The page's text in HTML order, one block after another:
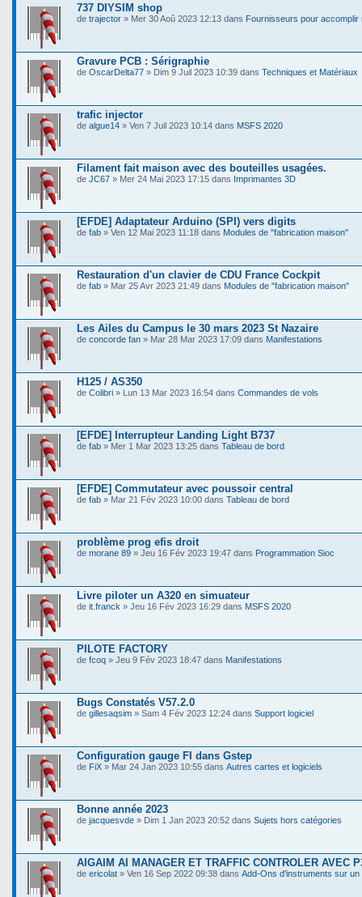
737 DIYSIM shop
de trajector » Mer 30 Aoû 2023 12:13 dans Fournisseurs pour accomplir
Gravure PCB : Sérigraphie
de OscarDelta77 » Dim 9 Juil 2023 10:39 dans Techniques et Matériaux
trafic injector
de algue14 » Ven 7 Juil 2023 10:14 dans MSFS 2020
Filament fait maison avec des bouteilles usagées.
de JC67 » Mer 24 Mai 2023 17:15 dans Imprimantes 3D
[EFDE] Adaptateur Arduino (SPI) vers digits
de fab » Ven 12 Mai 2023 11:18 dans Modules de "fabrication maison"
Restauration d'un clavier de CDU France Cockpit
de fab » Mar 25 Avr 2023 21:49 dans Modules de "fabrication maison"
Les Ailes du Campus le 30 mars 2023 St Nazaire
de concorde fan » Mar 28 Mar 2023 17:09 dans Manifestations
H125 / AS350
de Colibri » Lun 13 Mar 2023 16:54 dans Commandes de vols
[EFDE] Interrupteur Landing Light B737
de fab » Mer 1 Mar 2023 13:25 dans Tableau de bord
[EFDE] Commutateur avec poussoir central
de fab » Mar 21 Fév 2023 10:00 dans Tableau de bord
problème prog efis droit
de morane 89 » Jeu 16 Fév 2023 19:47 dans Programmation Sioc
Livre piloter un A320 en simuateur
de it.franck » Jeu 16 Fév 2023 16:29 dans MSFS 2020
PILOTE FACTORY
de fcoq » Jeu 9 Fév 2023 18:47 dans Manifestations
Bugs Constatés V57.2.0
de gillesaqsim » Sam 4 Fév 2023 12:24 dans Support logiciel
Configuration gauge FI dans Gstep
de FiX » Mar 24 Jan 2023 10:55 dans Autres cartes et logiciels
Bonne année 2023
de jacquesvde » Dim 1 Jan 2023 20:52 dans Sujets hors catégories
AIGAIM AI MANAGER ET TRAFFIC CONTROLER AVEC
de ericolat » Ven 16 Sep 2022 09:38 dans Add-Ons d'instruments sur un